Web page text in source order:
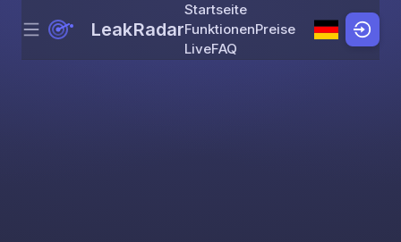
Skip to content
Menu LeakRadar
Startseite
FunktionenPreise
LiveFAQ